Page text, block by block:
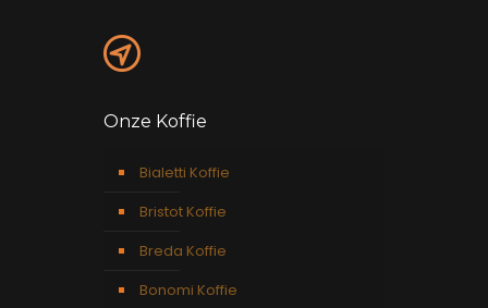
Onze Koffie
Bialetti Koffie
Bristot Koffie
Breda Koffie
Bonomi Koffie